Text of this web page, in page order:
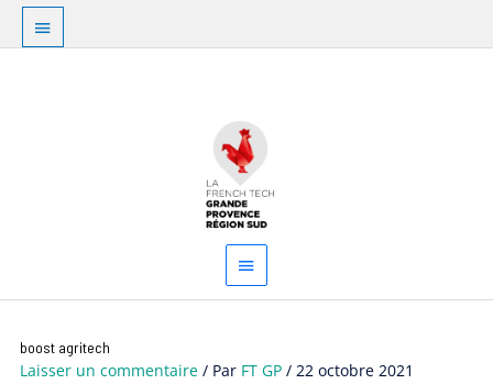
Aller
contenu
Au
dessus
principal
boost agritech
Laisser un commentaire / Par FT GP/22 octobre 2021